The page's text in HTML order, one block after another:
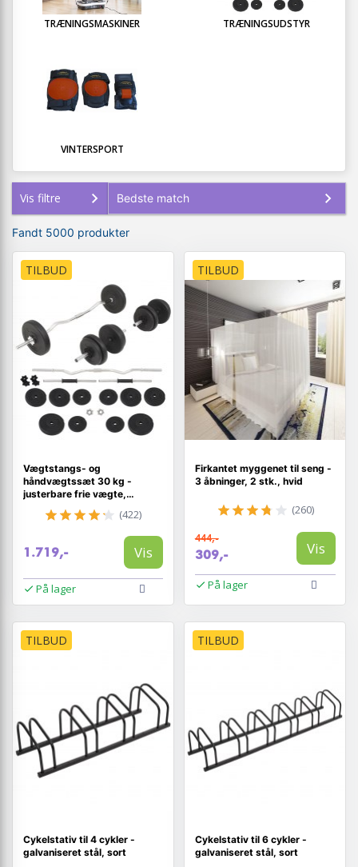
TRÆNINGSMASKINER TRÆNINGSUDSTYR
VINTERSPORT
Vis filtre
Fandt 5000 produkter
TILBUD
Vægtstangs- og
håndvægtssæt 30 kg -
justerbare frie vægte,
curlstang og håndvægte
(422)
1.719,- Vis
På lager
TILBUD
Firkantet myggenet til seng -
3 åbninger, 2 stk., hvid
(260)
444,-
309,- Vis
På lager
TILBUD
Cykelstativ til 4 cykler -
galvaniseret stål, sort
TILBUD
Cykelstativ til 6 cykler -
galvaniseret stål, sort